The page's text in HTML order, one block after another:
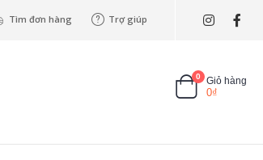
Tìm đơn hàng Trợ giúp
0 Giỏ hàng
0₫